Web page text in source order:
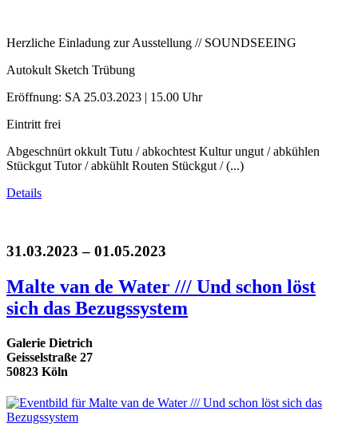
Herzliche Einladung zur Ausstellung // SOUNDSEEING
Autokult Sketch Trübung
Eröffnung: SA 25.03.2023 | 15.00 Uhr
Eintritt frei
Abgeschnürt okkult Tutu / abkochtest Kultur ungut / abkühlen
Stückgut Tutor / abkühlt Routen Stückgut / (...)
Details
31.03.2023 – 01.05.2023
Malte van de Water /// Und schon löst
sich das Bezugssystem
Galerie Dietrich
Geisselstraße 27
50823 Köln